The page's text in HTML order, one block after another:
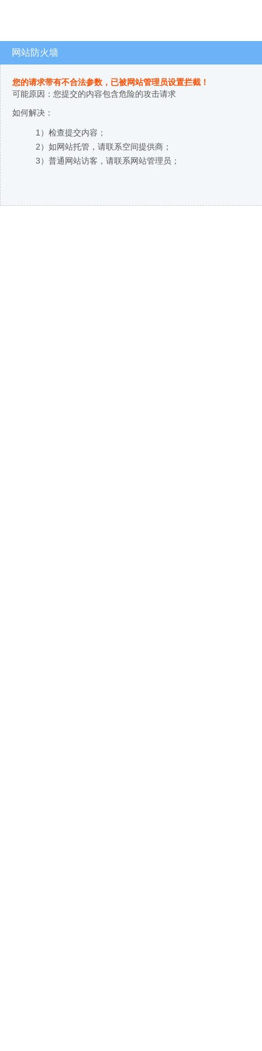
网站防火墙
您的请求带有不合法参数，已被网站管理员设置拦截！
可能原因：您提交的内容包含危险的攻击请求
如何解决：
1）检查提交内容；
2）如网站托管，请联系空间提供商；
3）普通网站访客，请联系网站管理员；